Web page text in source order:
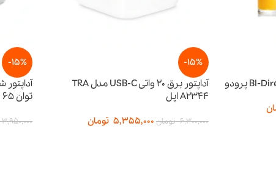
آداپتور برق 20 واتی USB-C مدل TRA
5,355,000 تومان 3,950,000
3,357,500